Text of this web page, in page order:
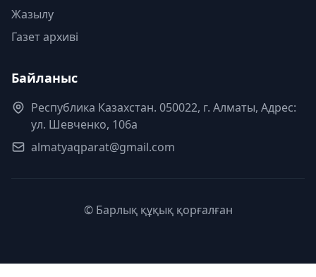
Жазылу
Газет архиві
Байланыс
Республика Казахстан. 050022, г. Алматы, Адрес:
ул. Шевченко, 106а
almatyaqparat@gmail.com
© Барлық құқық қорғалған